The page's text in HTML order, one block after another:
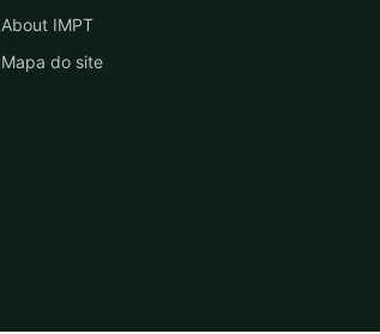
About IMPT
Mapa do site